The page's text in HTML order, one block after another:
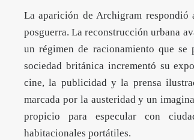
La aparición de Archigram
posguerra. La reconstrucción urbana
un régimen de racionamiento que se
sociedad británica incrementó su
cine, la publicidad y la prensa
marcada por la austeridad y un
propicio para especular con
habitacionales portátiles.